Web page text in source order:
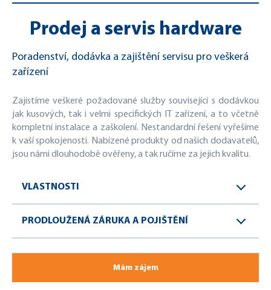
Prodej a servis hardware
Poradenství, dodávka a zajištění servisu pro veškerá
zařízení
Zajistíme veškeré požadované služby související s dodávkou
jak kusových, tak i velmi specifických IT zařízení, a to včetně
kompletní instalace a zaškolení. Nestandardní řešení vyřešíme
k vaší spokojenosti. Nabízené produkty od našich dodavatelů,
jsou námi dlouhodobě ověřeny, a tak ručíme za jejich kvalitu.
VLASTNOSTI
PRODLOUŽENÁ ZÁRUKA A POJIŠTĚNÍ
Mám zájem